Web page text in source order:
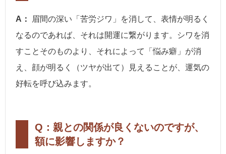
A：
眉間の深い「苦労ジワ」を消して、表情が明るく
なるのであれば、それは開運に繋がります。シワを消
すことそのものより、それによって「悩み癖」が消
え、顔が明るく（ツヤが出て）見えることが、運気の
好転を呼び込みます。
Q：親との関係が良くないのですが、
額に影響しますか？